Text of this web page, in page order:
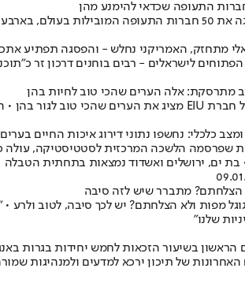
התעופה שכדאי להימנע מהן
- אלו התוצאות
מתחזק, האמריקני נחלש - והפסגה תפתיע
לישראלים - רבים בוחנים דרכון זר
מתרסקת: אלה הערים שהכי טוב לחיות בהן
כלכלי: נחשפו נתוני דירוג איכות החיים
שפרסמה הלשכה המרכזית לסטטיסטיקה, עולה
בת ים, ירושלים ואשדוד נמצאות בתחתית הטבלה
הצלחתם? מתברר שיש לזה סיבה
מפות ולא הצלחתם? יש לכך סיבה, לטוב
שלנו"
הראשון בשיעור הזכאות לחמש יחידות בגרות
של תיכון ירכא למדעים ולמנהיגות